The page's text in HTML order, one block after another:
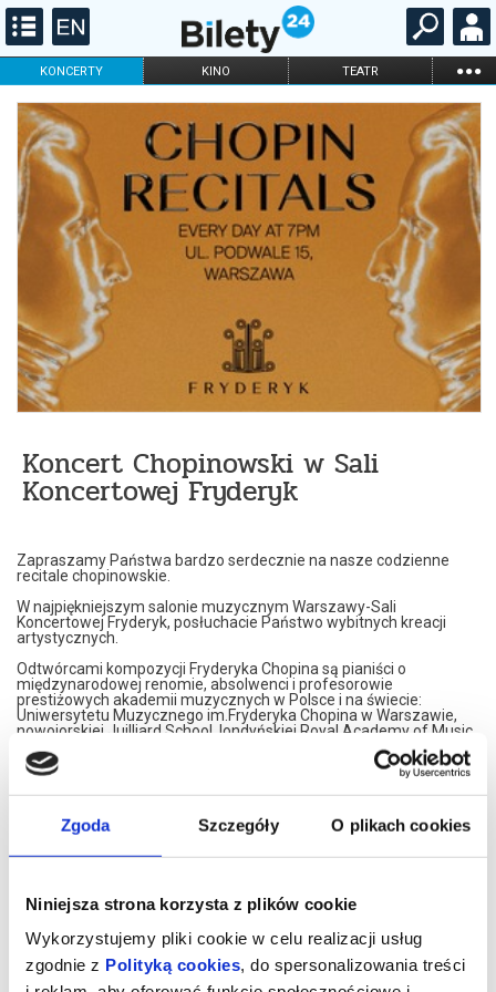
Zgoda Szczegóły O plikach cookies
Niniejsza strona korzysta z plików cookie
Wykorzystujemy pliki cookie w celu realizacji usług
zgodnie z Polityką cookies, do spersonalizowania treści
KONCERTY KINO TEATR ...
FILHARMONIA OPERA I BALET
DLA DZIECI
ONLINE KARNETY
Koncert Chopinowski w Sali
Koncertowej Fryderyk
Zapraszamy Państwa bardzo serdecznie na nasze codzienne
recitale chopinowskie.
W najpiękniejszym salonie muzycznym Warszawy-Sali
Koncertowej Fryderyk, posłuchacie Państwo wybitnych kreacji
artystycznych.
Odtwórcami kompozycji Fryderyka Chopina są pianiści o
międzynarodowej renomie, absolwenci i profesorowie
prestiżowych akademii muzycznych w Polsce i na świecie:
Uniwersytetu Muzycznego im.Fryderyka Chopina w Warszawie,
nowojorskiej Juilliard School, londyńskiej Royal Academy of Music,
Konserwatorium w Moskwie czy francuskiego Conservatoire de
Paris.
Nasi artyści przedstawiają własne interpretacje utworów
Jego kompozycje.
Artyści graja na znakomitym, koncertowym fortepianie Steinway,
Koncerty maja formę XIX spotkań muzycznych. Wnętrze,
inspirowane jest XIX wiekiem, stąd eleganckie, kryształowe
żyrandole i stylowe dodatki XIX wiecznych designerów. Sala
Koncertowa Fryderyk została uznana za najpiękniejszą sale
kameralną w Warszawie.